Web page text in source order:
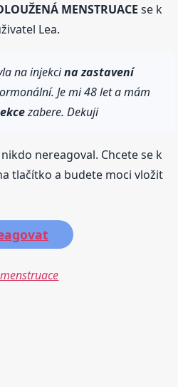
MENSTRUACE se k
Lea.
na injekcina zastavení
Je mi 48 let a mám
zabere. Dekuji
nereagoval. Chcete se k
tlačítko a budete moci vložit